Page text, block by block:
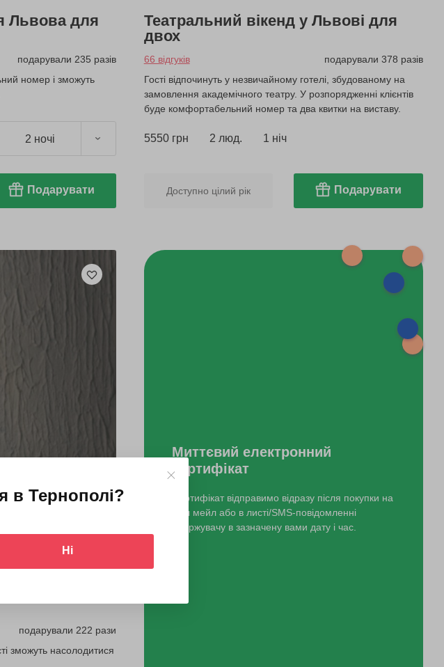
Львова для
подарували 235 разів
номер і зможуть
2 ночі
Подарувати
Театральний вікенд у Львові для
двох
66 відгуків
подарували 378 разів
Гості відпочинуть у незвичайному готелі, збудованому на
замовлення академічного театру. У розпорядженні клієнтів
буде комфортабельний номер та два квитки на виставу.
5550 грн 2 люд. 1 ніч
Доступно цілий рік Подарувати
подарували 222 рази
зможуть насолодитися
Миттєвий електронний
сертифікат
Сертифікат відправимо відразу після покупки на
ваш мейл або в листі/SMS-повідомленні
одержувачу в зазначену вами дату і час.
в Тернополі?
Ні